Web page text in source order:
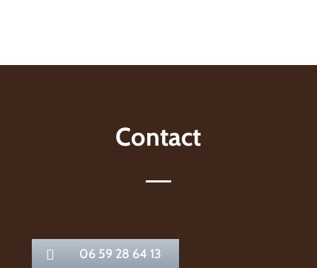
Contact
 06 59 28 64 13